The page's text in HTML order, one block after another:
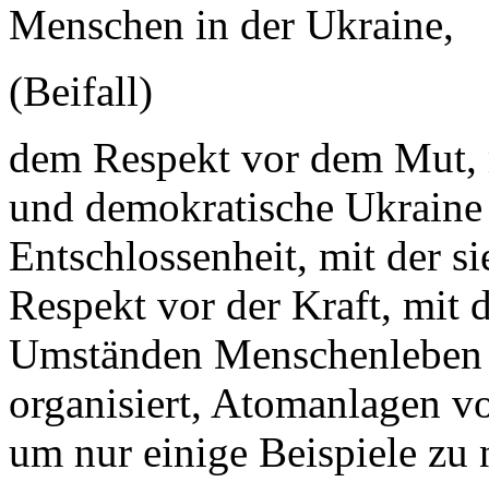
Menschen in der Ukraine,
(Beifall)
dem Respekt vor dem
und demokratische
Entschlossenheit, mit der
Respekt vor der Kraft, mit
Umständen
organisiert, Atomanlagen
um nur einige Beispiele zu